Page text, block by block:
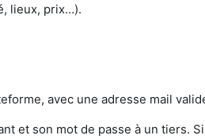
lieux, prix…).
avec une adresse mail
et son mot de passe à un tiers.